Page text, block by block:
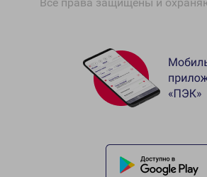
Все права защищены и